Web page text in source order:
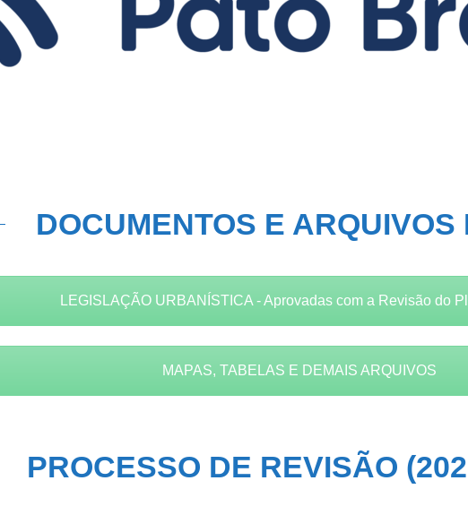
DOCUMENTOS E ARQUIVOS
LEGISLAÇÃO URBANÍSTICA - Aprovadas com a Revisão do
MAPAS, TABELAS E DEMAIS ARQUIVOS
PROCESSO DE REVISÃO